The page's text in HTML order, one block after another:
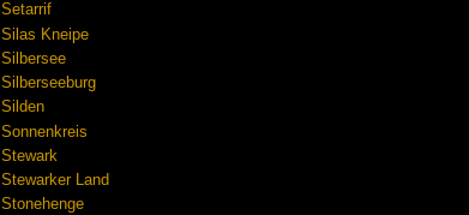
Setarrif
Silas Kneipe
Silbersee
Silberseeburg
Silden
Sonnenkreis
Stewark
Stewarker Land
Stonehenge